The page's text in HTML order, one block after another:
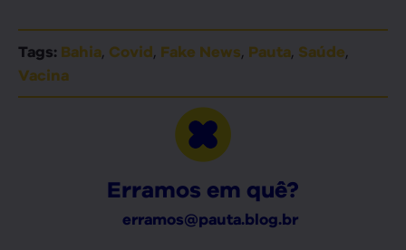
Tags: Bahia, Covid, Fake News, Pauta, Saúde,
Vacina
Erramos em quê?
erramos@pauta.blog.br